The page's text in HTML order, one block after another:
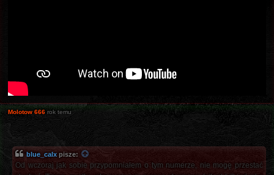
Molotow 666 rok temu
blue_calx pisze:
Od wczoraj jak sobie przypomniałem o tym numerze, nie mogę przestać